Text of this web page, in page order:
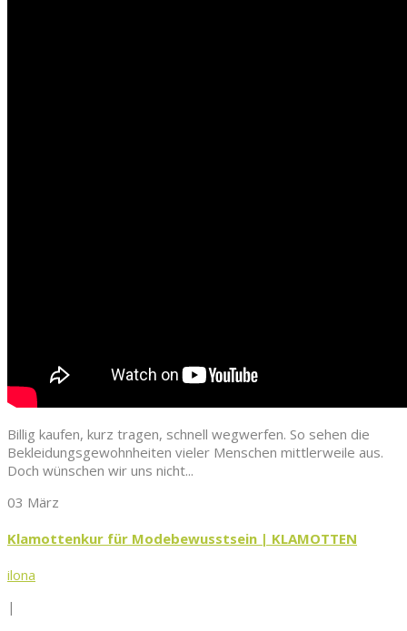
Billig kaufen, kurz tragen, schnell wegwerfen. So sehen die
Bekleidungsgewohnheiten vieler Menschen mittlerweile aus.
Doch wünschen wir uns nicht...
03 März
Klamottenkur für Modebewusstsein | KLAMOTTEN
ilona
|